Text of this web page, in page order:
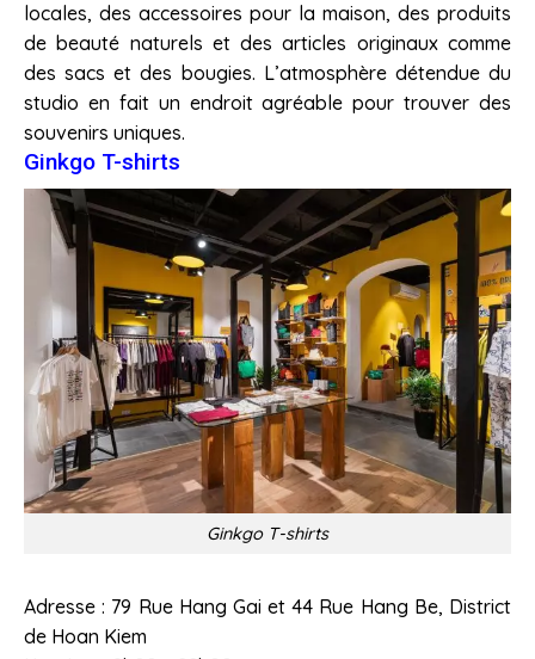
locales, des accessoires pour la maison, des produits
de beauté naturels et des articles originaux comme
des sacs et des bougies. L’atmosphère détendue du
studio en fait un endroit agréable pour trouver des
souvenirs uniques.
Ginkgo T-shirts
Ginkgo T-shirts
Adresse : 79 Rue Hang Gai et 44 Rue Hang Be, District
de Hoan Kiem